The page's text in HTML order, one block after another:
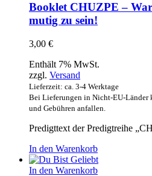
Booklet CHUZPE –
mutig zu sein!
3,00 €
Enthält 7% MwSt.
zzgl. Versand
Lieferzeit: ca. 3-4 Werktage
Bei Lieferungen in Nicht-EU-Länder
und Gebühren anfallen.
Predigttext der Predigtreihe
In den Warenkorb
In den Warenkorb